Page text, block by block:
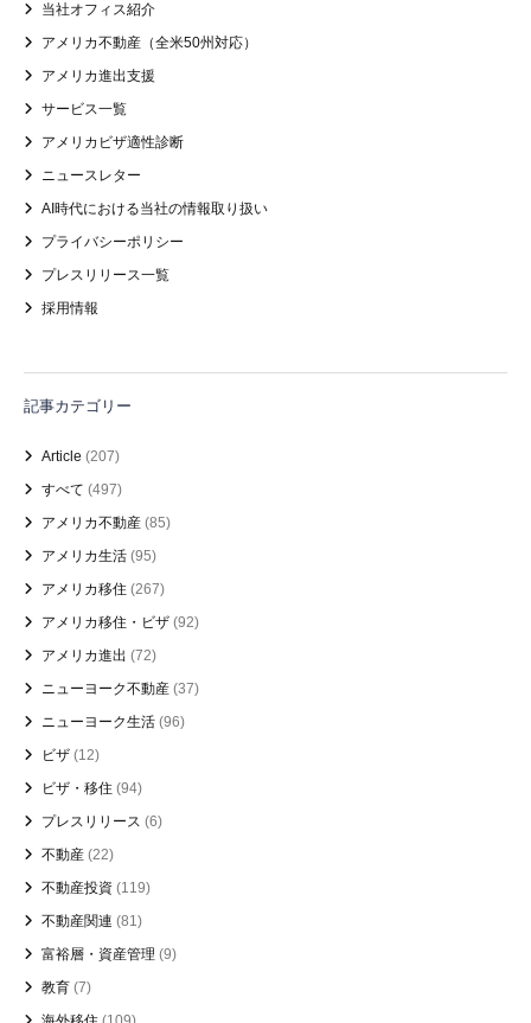
当社オフィス紹介
アメリカ不動産（全米50州対応）
アメリカ進出支援
サービス一覧
アメリカビザ適性診断
ニュースレター
AI時代における当社の情報取り扱い
プライバシーポリシー
プレスリリース一覧
採用情報
記事カテゴリー
Article (207)
すべて (497)
アメリカ不動産 (85)
アメリカ生活 (95)
アメリカ移住 (267)
アメリカ移住・ビザ (92)
アメリカ進出 (72)
ニューヨーク不動産 (37)
ニューヨーク生活 (96)
ビザ (12)
ビザ・移住 (94)
プレスリリース (6)
不動産 (22)
不動産投資 (119)
不動産関連 (81)
富裕層・資産管理 (9)
教育 (7)